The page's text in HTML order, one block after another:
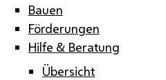
Bauen
Förderungen
Hilfe & Beratung
Übersicht